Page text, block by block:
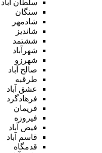
سلطان آباد
سنگان
شادمهر
شاندیز
ششتمد
شهرآباد
شهرزو
صالح آباد
طرقبه
عشق آباد
فرهادگرد
فریمان
فیروزه
فیض آباد
قاسم آباد
قدمگاه